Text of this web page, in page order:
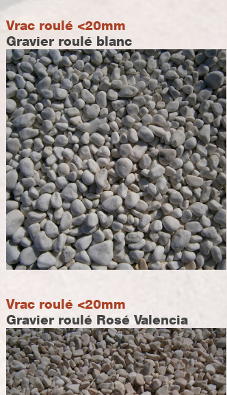
Vrac roulé <20mm
Gravier roulé blanc
Vrac roulé <20mm
Gravier roulé Rosé Valencia